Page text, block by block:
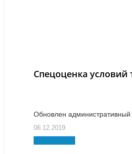
Спецоценка
Обновлен административный
законодательства
06.12.2019
Подробнее